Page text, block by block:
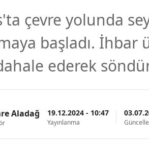
çevre yolunda
başladı. İhbar
ederek
Aladağ 19.12.2024 - 10:47
Yayınlanma